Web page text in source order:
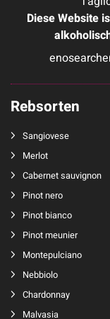
Diese Website
Rebsorten
Sangiovese
Merlot
Cabernet sauvignon
Pinot nero
Pinot bianco
Pinot meunier
Montepulciano
Nebbiolo
Chardonnay
Malvasia